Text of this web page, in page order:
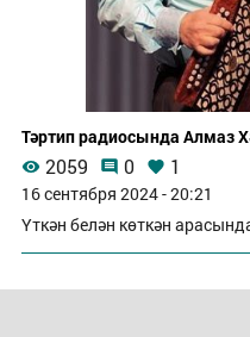
Тәртип радиосында Алмаз
2059 0 1
16 сентября 2024 - 20:21
Үткән белән көткән